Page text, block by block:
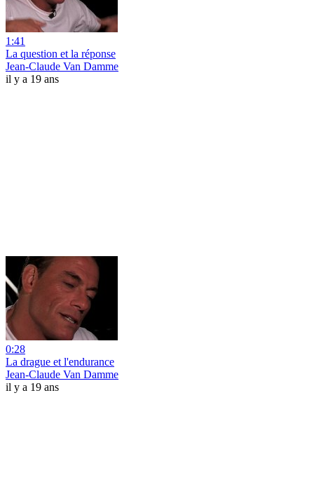
1:41
La question et la réponse
Jean-Claude Van Damme
il y a 19 ans
0:28
La drague et l'endurance
Jean-Claude Van Damme
il y a 19 ans